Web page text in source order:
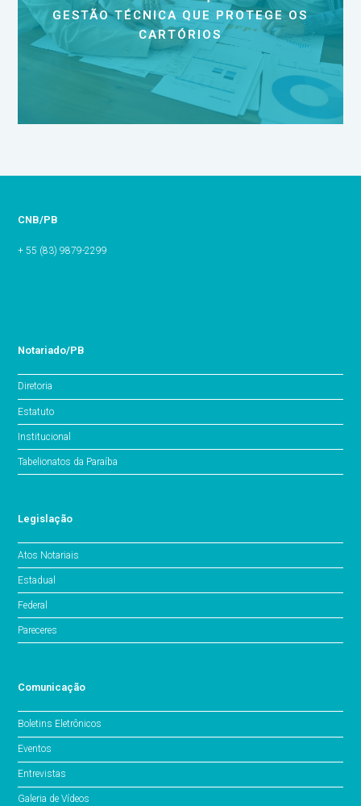
GESTÃO TÉCNICA QUE PROTEGE OS
CARTÓRIOS
CNB/PB
+ 55 (83) 9879-2299
Notariado/PB
Diretoria
Estatuto
Institucional
Tabelionatos da Paraíba
Legislação
Atos Notariais
Estadual
Federal
Pareceres
Comunicação
Boletins Eletrônicos
Eventos
Entrevistas
Galeria de Vídeos